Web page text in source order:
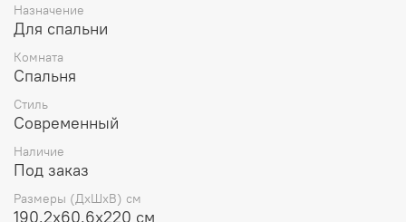
Назначение
Для спальни
Комната
Спальня
Стиль
Современный
Наличие
Под заказ
Размеры (ДхШхВ) см
190.2х60.6х220 см